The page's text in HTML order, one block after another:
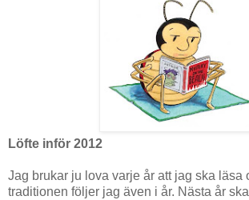
Löfte inför 2012
Jag brukar ju lova varje år att jag ska läsa
traditionen följer jag även i år. Nästa år